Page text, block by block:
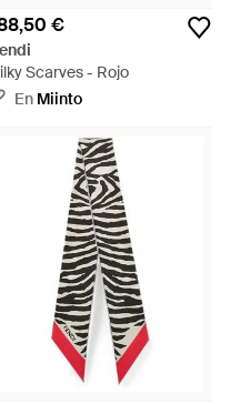
€
Scarves - Rojo
En Miinto